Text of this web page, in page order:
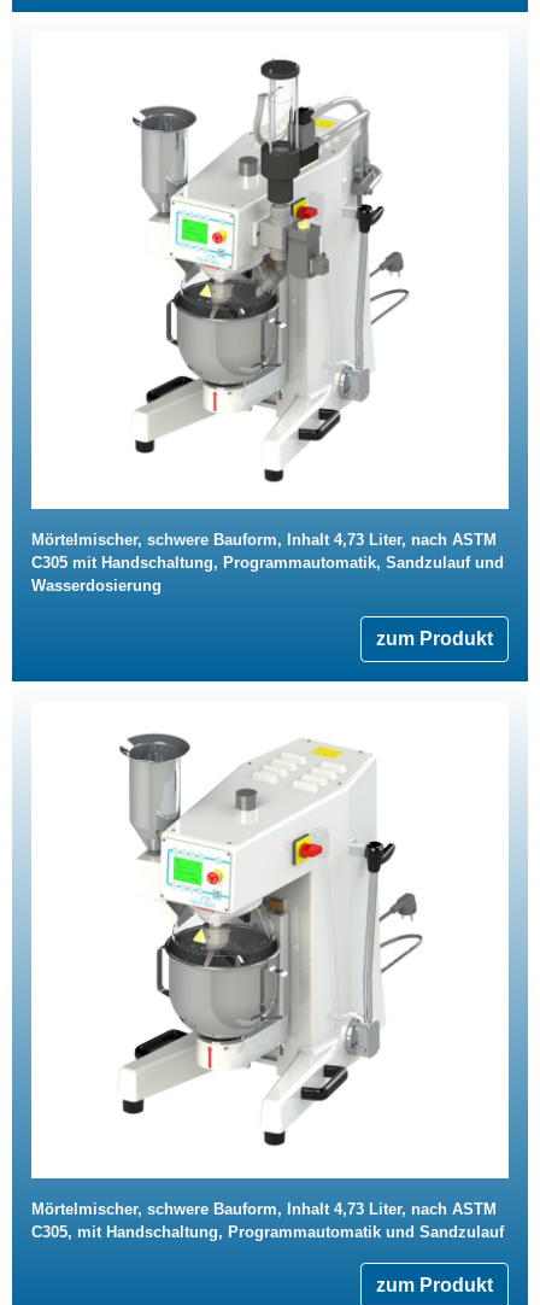
Mörtelmischer, schwere Bauform, Inhalt 4,73 Liter, nach ASTM
C305 mit Handschaltung, Programmautomatik, Sandzulauf und
Wasserdosierung
zum Produkt
Mörtelmischer, schwere Bauform, Inhalt 4,73 Liter, nach ASTM
C305, mit Handschaltung, Programmautomatik und Sandzulauf
zum Produkt